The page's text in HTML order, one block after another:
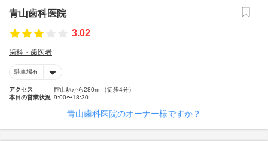
青山歯科医院
3.02
歯科・歯医者
駐車場有
アクセス
館山駅から280m （徒歩4分）
本日の営業状況 9:00〜18:30
青山歯科医院のオーナー様ですか？